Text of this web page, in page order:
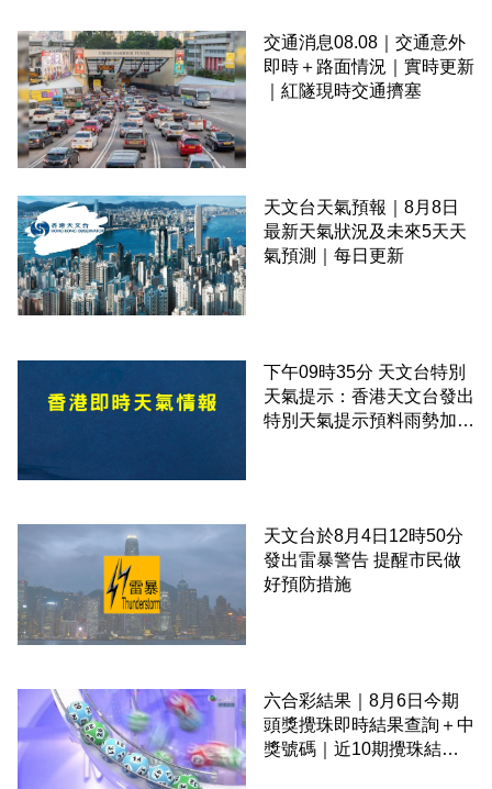
交通消息08.08｜交通意外
即時＋路面情況｜實時更新
｜紅隧現時交通擠塞
天文台天氣預報｜8月8日
最新天氣狀況及未來5天天
氣預測｜每日更新
下午09時35分 天文台特別
天氣提示：香港天文台發出
特別天氣提示預料雨勢加劇
天文台於8月4日12時50分
發出雷暴警告 提醒市民做
好預防措施
六合彩結果｜8月6日今期
頭獎攪珠即時結果查詢＋中
獎號碼｜近10期攪珠結果